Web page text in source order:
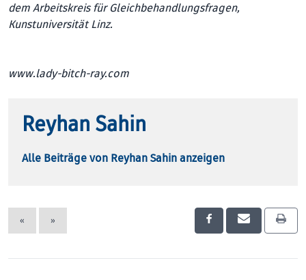
dem Arbeitskreis für Gleichbehandlungsfragen,
Kunstuniversität Linz.
www.lady-bitch-ray.com
Reyhan Sahin
Alle Beiträge von Reyhan Sahin anzeigen
« »